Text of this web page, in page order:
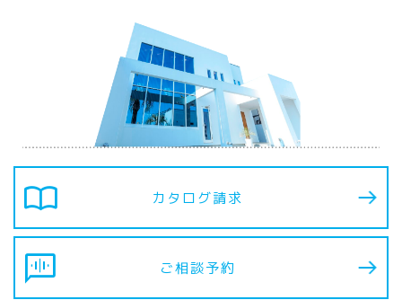
import_contacts カタログ請求
voice_chat ご相談予約